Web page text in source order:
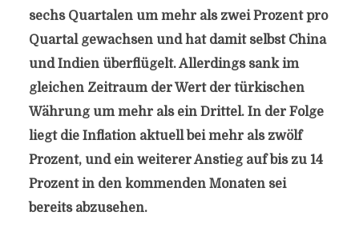
sechs Quartalen um mehr als zwei Prozent pro
Quartal gewachsen und hat damit selbst China
und Indien überflügelt. Allerdings sank im
gleichen Zeitraum der Wert der türkischen
Währung um mehr als ein Drittel. In der Folge
liegt die Inflation aktuell bei mehr als zwölf
Prozent, und ein weiterer Anstieg auf bis zu 14
Prozent in den kommenden Monaten sei
bereits abzusehen.